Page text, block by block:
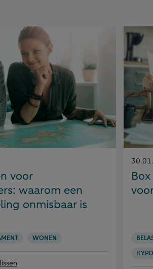
voor
waarom een
onmisbaar is
WONEN
op: